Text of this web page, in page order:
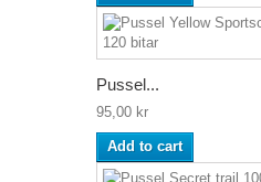
Pussel...
95,00 kr
Add to cart